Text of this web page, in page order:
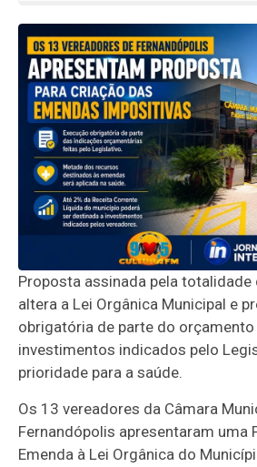
Proposta assinada pela totalidade
altera a Lei Orgânica Municipal e
obrigatória de parte do orçamento
investimentos indicados pelo
prioridade para a saúde.
Os 13 vereadores da Câmara
Fernandópolis apresentaram uma
Emenda à Lei Orgânica do